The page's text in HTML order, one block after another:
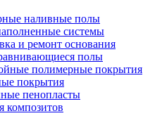
наливные полы
системы
и ремонт основания
полы
полимерные покрытия
покрытия
пенопласты
композитов